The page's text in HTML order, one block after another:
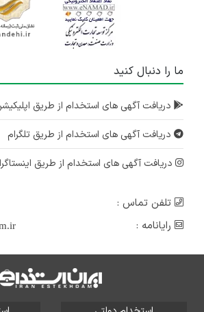
ما را دنبال کنید
دریافت آگهی های استخدام از طریق
دریافت آگهی های استخدام از طریق تلگرام
دریافت آگهی های استخدام از طریق
تلفن تماس :
رایانامه :